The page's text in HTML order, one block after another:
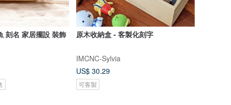
刻名 家居擺設 裝飾
原木收納盒 - 客製化刻字
IMCNC-Sylvia
US$ 30.29
可客製